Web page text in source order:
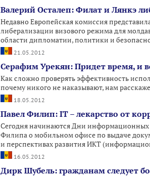
Валерий Осталеп: Филат и Лянкэ
Недавно Европейская комиссия
либерализации визового режима для
области дипломатии, политики и
21.05.2012
Серафим Урекян: Придет время, и
Как сложно проверять эффективность
почему никого не наказывают, нам
18.05.2012
Павел Филип: IT – лекарство от
Сегодня начинаются Дни информационных
Филипа о мобильном офисе по выдаче
и перспективах развития ИКТ
16.05.2012
Дирк Шубель: гражданам следует